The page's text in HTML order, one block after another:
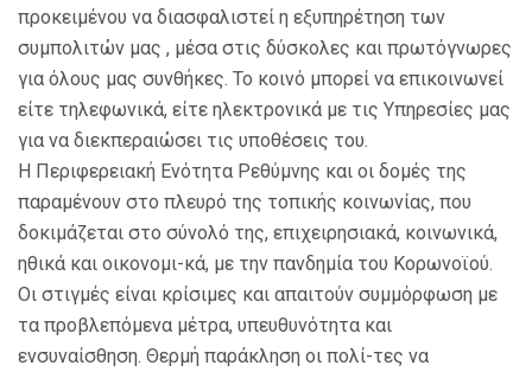
προκειμένου να διασφαλιστεί η εξυπηρέτηση των
συμπολιτών μας , μέσα στις δύσκολες και πρωτόγνωρες
για όλους μας συνθήκες. Το κοινό μπορεί να επικοινωνεί
είτε τηλεφωνικά, είτε ηλεκτρονικά με τις Υπηρεσίες μας
για να διεκπεραιώσει τις υποθέσεις του.
Η Περιφερειακή Ενότητα Ρεθύμνης και οι δομές της
παραμένουν στο πλευρό της τοπικής κοινωνίας, που
δοκιμάζεται στο σύνολό της, επιχειρησιακά, κοινωνικά,
ηθικά και οικονομι-κά, με την πανδημία του Κορωνοϊού.
Οι στιγμές είναι κρίσιμες και απαιτούν συμμόρφωση με
τα προβλεπόμενα μέτρα, υπευθυνότητα και
ενσυναίσθηση. Θερμή παράκληση οι πολί-τες να